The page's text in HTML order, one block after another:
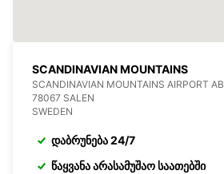
SCANDINAVIAN MOUNTAINS
SCANDINAVIAN MOUNTAINS AIRPORT AB
78067 SALEN
SWEDEN
დაბრუნება 24/7
წაყვანა არასამუშაო საათებში